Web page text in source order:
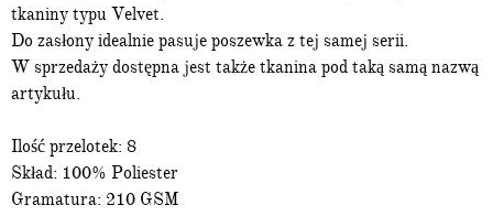
tkaniny typu Velvet.
Do zasłony idealnie pasuje poszewka z tej samej serii.
W sprzedaży dostępna jest także tkanina pod taką samą nazwą
artykułu.
Ilość przelotek: 8
Skład: 100% Poliester
Gramatura: 210 GSM